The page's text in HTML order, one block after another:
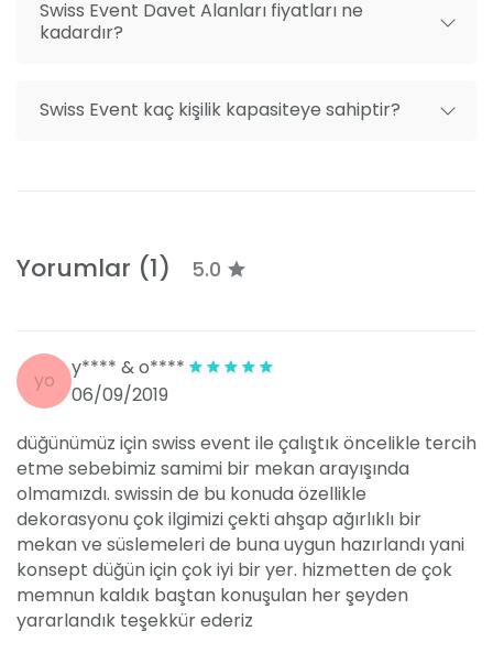
organizatörlerin ve kötü fiyat politikalarının özel
günlerinize gölge düşürmesine izin vermeyin.
aklınızdan çıkamayın.
sunan mekanın açık adresi ise şöyledir: Altı Evler Mah.
Aksu Sk. No:2 – Sahilevleri, Narlıdere, İzmir.
Swiss Event Davet Alanları fiyatları ne
kadardır?
Swiss Event kaç kişilik kapasiteye sahiptir?
Yorumlar (1) 5.0
yo
y**** & o****
06/09/2019
düğünümüz için swiss event ile çalıştık öncelikle tercih
etme sebebimiz samimi bir mekan arayışında
olmamızdı. swissin de bu konuda özellikle
dekorasyonu çok ilgimizi çekti ahşap ağırlıklı bir
mekan ve süslemeleri de buna uygun hazırlandı yani
konsept düğün için çok iyi bir yer. hizmetten de çok
memnun kaldık baştan konuşulan her şeyden
yararlandık teşekkür ederiz